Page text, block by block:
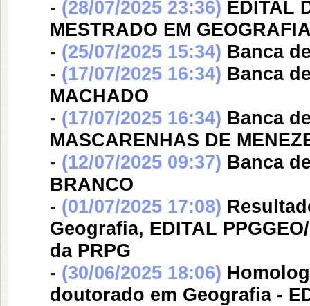
- (28/07/2025 23:36) EDITAL
MESTRADO EM
- (25/07/2025 15:34) Banca
- (17/07/2025 16:34) Banca
MACHADO
- (17/07/2025 16:34) Banca
MASCARENHAS DE
- (12/07/2025 09:37) Banca
BRANCO
- (01/07/2025 17:08)
Geografia, EDITAL
da PRPG
- (30/06/2025 18:06)
doutorado em Geografia -